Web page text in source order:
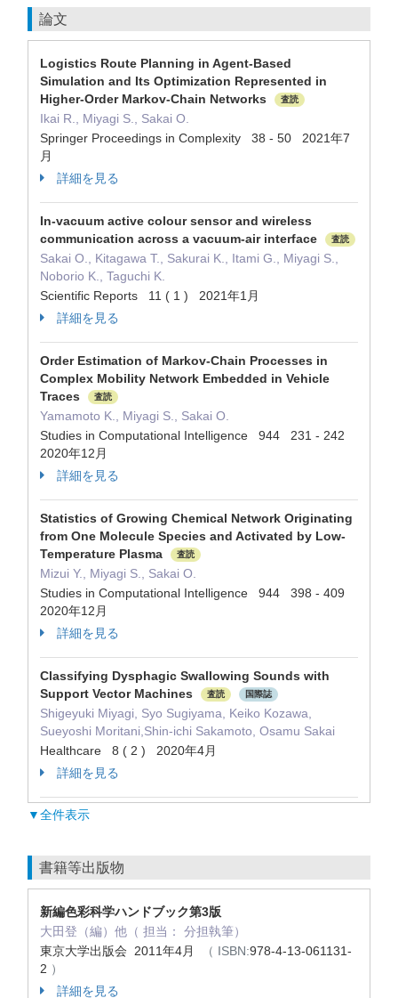
論文
Logistics Route Planning in Agent-Based
Simulation and Its Optimization Represented in
Higher-Order Markov-Chain Networks
査読
Ikai R., Miyagi S., Sakai O.
Springer Proceedings in Complexity 38 - 50 2021年7
月
詳細を見る
In-vacuum active colour sensor and wireless
communication across a vacuum-air interface
査読
Sakai O., Kitagawa T., Sakurai K., Itami G., Miyagi S.,
Noborio K., Taguchi K.
Scientific Reports 11 ( 1 ) 2021年1月
詳細を見る
Order Estimation of Markov-Chain Processes in
Complex Mobility Network Embedded in Vehicle
Traces
査読
Yamamoto K., Miyagi S., Sakai O.
Studies in Computational Intelligence 944 231 - 242
2020年12月
詳細を見る
Statistics of Growing Chemical Network Originating
from One Molecule Species and Activated by Low-
Temperature Plasma
査読
Mizui Y., Miyagi S., Sakai O.
Studies in Computational Intelligence 944 398 - 409
2020年12月
詳細を見る
Classifying Dysphagic Swallowing Sounds with
Support Vector Machines
査読 国際誌
Shigeyuki Miyagi, Syo Sugiyama, Keiko Kozawa,
Sueyoshi Moritani,Shin-ichi Sakamoto, Osamu Sakai
Healthcare 8 ( 2 ) 2020年4月
詳細を見る
▼全件表示
書籍等出版物
新編色彩科学ハンドブック第3版
大田登（編）他（ 担当： 分担執筆）
東京大学出版会 2011年4月
（ ISBN:978-4-13-061131-
2 ）
詳細を見る